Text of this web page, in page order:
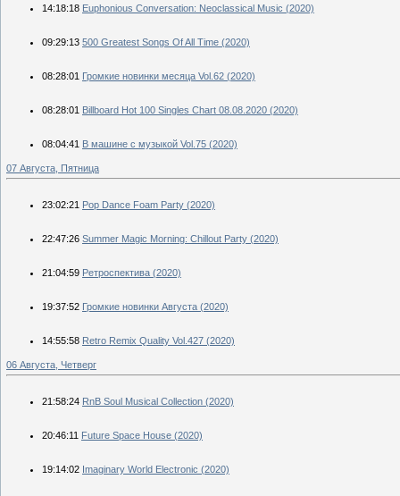
14:18:18 Euphonious Conversation: Neoclassical Music (2020)
09:29:13 500 Greatest Songs Of All Time (2020)
08:28:01 Громкие новинки месяца Vol.62 (2020)
08:28:01 Billboard Hot 100 Singles Chart 08.08.2020 (2020)
08:04:41 В машине с музыкой Vol.75 (2020)
07 Августа, Пятница
23:02:21 Pop Dance Foam Party (2020)
22:47:26 Summer Magic Morning: Chillout Party (2020)
21:04:59 Ретроспектива (2020)
19:37:52 Громкие новинки Августа (2020)
14:55:58 Retro Remix Quality Vol.427 (2020)
06 Августа, Четверг
21:58:24 RnB Soul Musical Collection (2020)
20:46:11 Future Space House (2020)
19:14:02 Imaginary World Electronic (2020)